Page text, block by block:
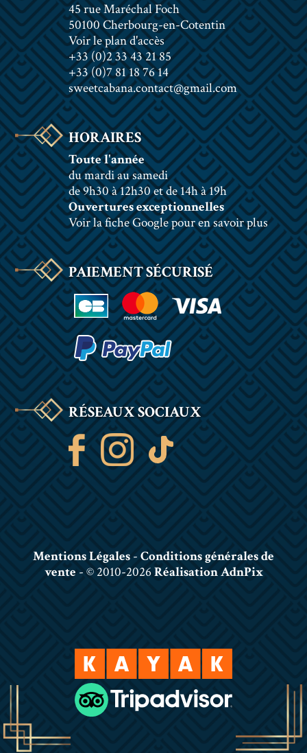
45 rue Maréchal Foch
50100 Cherbourg-en-Cotentin
Voir le plan d'accès
+33 (0)2 33 43 21 85
+33 (0)7 81 18 76 14
sweetcabana.contact@gmail.com
HORAIRES
Toute l'année
du mardi au samedi
de 9h30 à 12h30 et de 14h à 19h
Ouvertures exceptionnelles
Voir la fiche Google pour en savoir plus
PAIEMENT SÉCURISÉ
RÉSEAUX SOCIAUX
Mentions Légales - Conditions générales de
vente - © 2010-2026Réalisation AdnPix